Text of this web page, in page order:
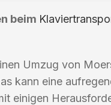
beim
Umzug von
kann eine
einigen